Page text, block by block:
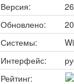
Версия:
Обновлено:
Системы:
Интерфейс:
Рейтинг: